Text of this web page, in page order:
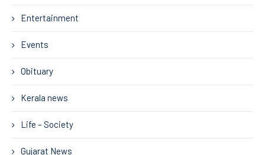
Entertainment
Events
Obituary
Kerala news
Life – Society
Gujarat News